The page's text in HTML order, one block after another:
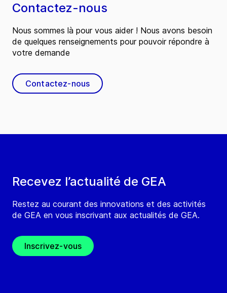
Recevez l’actualité de GEA
Restez au courant des innovations et des activités
de GEA en vous inscrivant aux actualités de GEA.
Inscrivez-vous
Contactez-nous
Nous sommes là pour vous aider ! Nous avons besoin
de quelques renseignements pour pouvoir répondre à
votre demande
Contactez-nous